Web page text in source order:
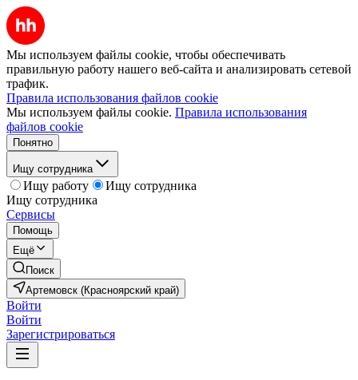
Мы используем файлы cookie, чтобы обеспечивать
правильную работу нашего веб-сайта и анализировать сетевой
трафик.
Правила использования файлов cookie
Мы используем файлы cookie. Правила использования
файлов cookie
Понятно
Ищу сотрудника
Ищу работу
Ищу сотрудника
Ищу сотрудника
Сервисы
Помощь
Ещё
Поиск
Артемовск (Красноярский край)
Войти
Войти
Зарегистрироваться